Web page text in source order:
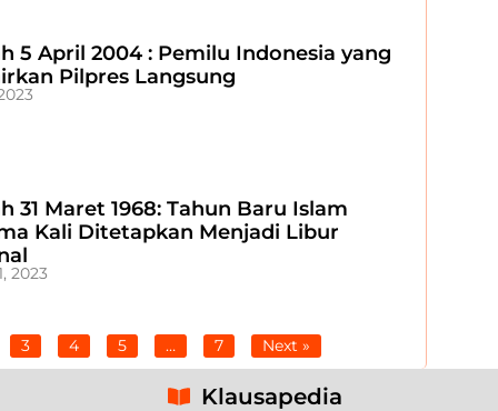
5 April 2004 : Pemilu Indonesia yang
Pilpres Langsung
31 Maret 1968: Tahun Baru Islam
Kali Ditetapkan Menjadi Libur
2023
3 4 5 … 7 Next »
Klausapedia